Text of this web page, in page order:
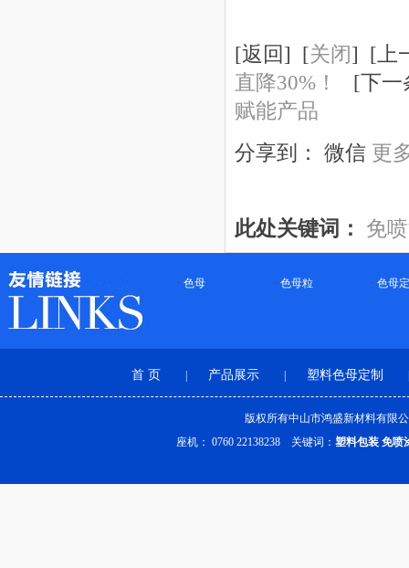
[返回 ] [关闭 ] [上
直降30%！
[下一
赋能产品
分享到：
微信 更
此处关键词： 免
· 色母 · 色母粒 · 色母
首 页 产品展示 塑料色母定制
版权所有中山市鸿盛新材料有
座机： 0760 22138238 关键词：塑料包装 免喷